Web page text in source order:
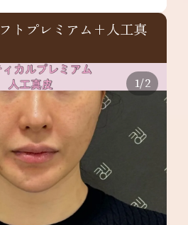
トプレミアム+人工真
1/2